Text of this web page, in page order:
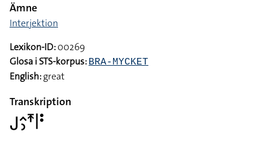
Ämne
Interjektion
Lexikon-ID:00269
Glosa i STS-korpus: BRA-MYCKET
English:great
Transkription
􌤢􌤵􌤶􌥵􌥼􌥻